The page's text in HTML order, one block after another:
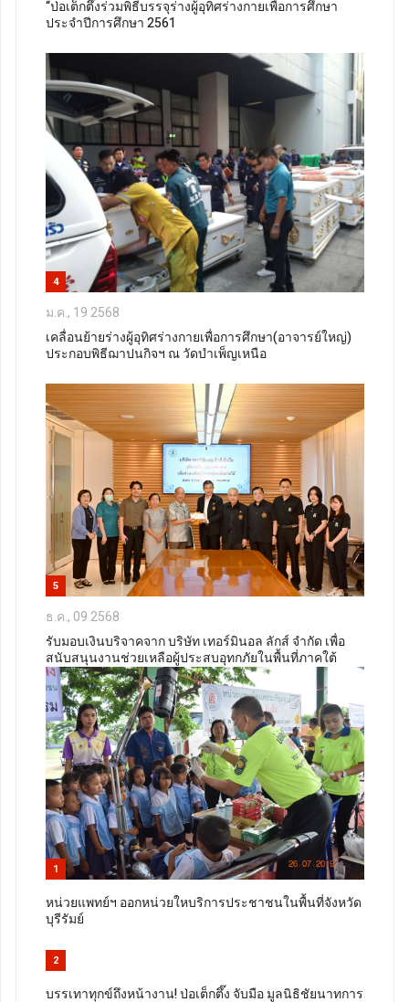
“ป่อเต็กตึ๊งร่วมพิธีบรรจุร่างผู้อุทิศร่างกายเพื่อการศึกษา
ประจำปีการศึกษา 2561
4
ม.ค., 19 2568
เคลื่อนย้ายร่างผู้อุทิศร่างกายเพื่อการศึกษา(อาจารย์ใหญ่)
ประกอบพิธีฌาปนกิจฯ ณ วัดบำเพ็ญเหนือ
5
ธ.ค., 09 2568
รับมอบเงินบริจาคจาก บริษัท เทอร์มินอล ลักส์ จำกัด เพื่อ
สนับสนุนงานช่วยเหลือผู้ประสบอุทกภัยในพื้นที่ภาคใต้
1
หน่วยแพทย์ฯ ออกหน่วยใหบริการประชาชนในพื้นที่จังหวัด
บุรีรัมย์
2
บรรเทาทุกข์ถึงหน้างาน! ป่อเต็กตึ๊ง จับมือ มูลนิธิชัยนาทการ